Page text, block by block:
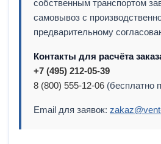
собственным транспортом
самовывоз с
предварительному
Контакты для расчёта
+7 (495) 212-05-39
8 (800) 555-12-06 (бесплатно
Email для заявок: